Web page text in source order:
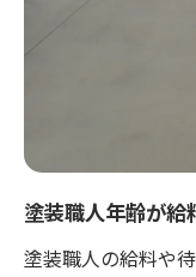
塗装職人年齢が給
塗装職人の給料や